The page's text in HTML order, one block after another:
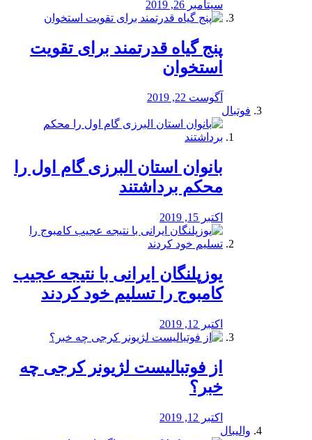
سپتامبر 26, 2019
پنج گیاه قدرتمند برای تقویت
استخوان
آگوست 22, 2019
فوتبال
بانوان استان البرزی گام اول را
محكم برداشتند
اکتبر 15, 2019
یوزپلنگان ایرانی با نتیجه عجیب
کامبوج را تسلیم خود کردند
اکتبر 12, 2019
از فوتبالیست لژیونر کرجی چه
خبر؟
اکتبر 12, 2019
والیبال